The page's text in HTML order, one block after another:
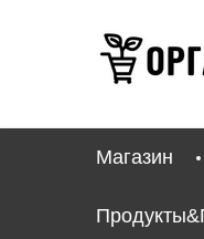
содержимому
Магазин